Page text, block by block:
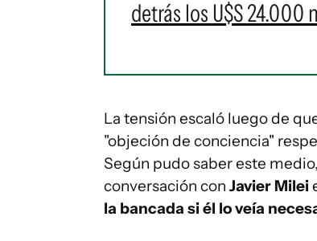
detrás los U$S 24.000
La tensión escaló luego de
"objeción de conciencia"
Según pudo saber este
conversación con Javier Milei
la bancada si él lo veía